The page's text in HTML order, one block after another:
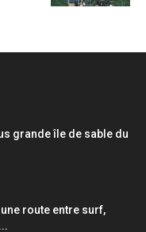
grande île de sable du
route entre surf,